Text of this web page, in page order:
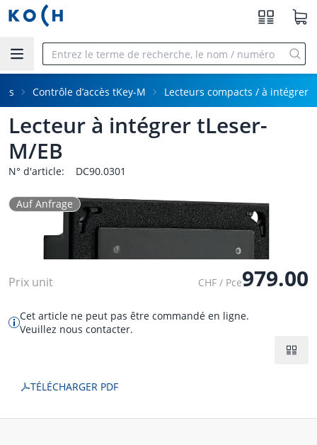
Aller au contenu principal
Contrôle d’accès tKey-M Lecteurs compacts / à intégrer
Lecteur à intégrer tLeser-
M/EB
N° d'article: DC90.0301
Auf Anfrage
Prix unit CHF / Pce979.00
Cet article ne peut pas être commandé en ligne.
Veuillez nous contacter.
TÉLÉCHARGER PDF